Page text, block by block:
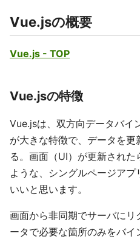
Vue.jsの概要
Vue.js - TOP
Vue.jsの特徴
Vue.jsは、双方向データバイ
が大きな特徴で、データを
る。画面（UI）が更新され
ような、シングルページア
いいと思います。
画面から非同期でサーバに
ータで必要な箇所のみをバ